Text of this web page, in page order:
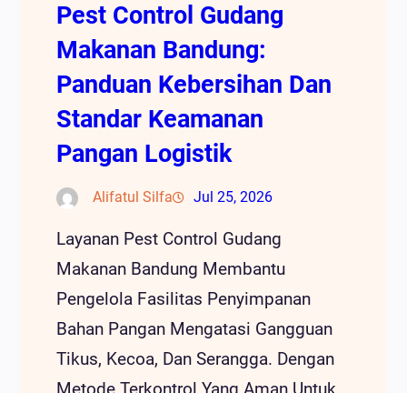
Pest Control Gudang
Makanan Bandung:
Panduan Kebersihan Dan
Standar Keamanan
Pangan Logistik
Alifatul Silfa Jul 25, 2026
Layanan Pest Control Gudang
Makanan Bandung Membantu
Pengelola Fasilitas Penyimpanan
Bahan Pangan Mengatasi Gangguan
Tikus, Kecoa, Dan Serangga. Dengan